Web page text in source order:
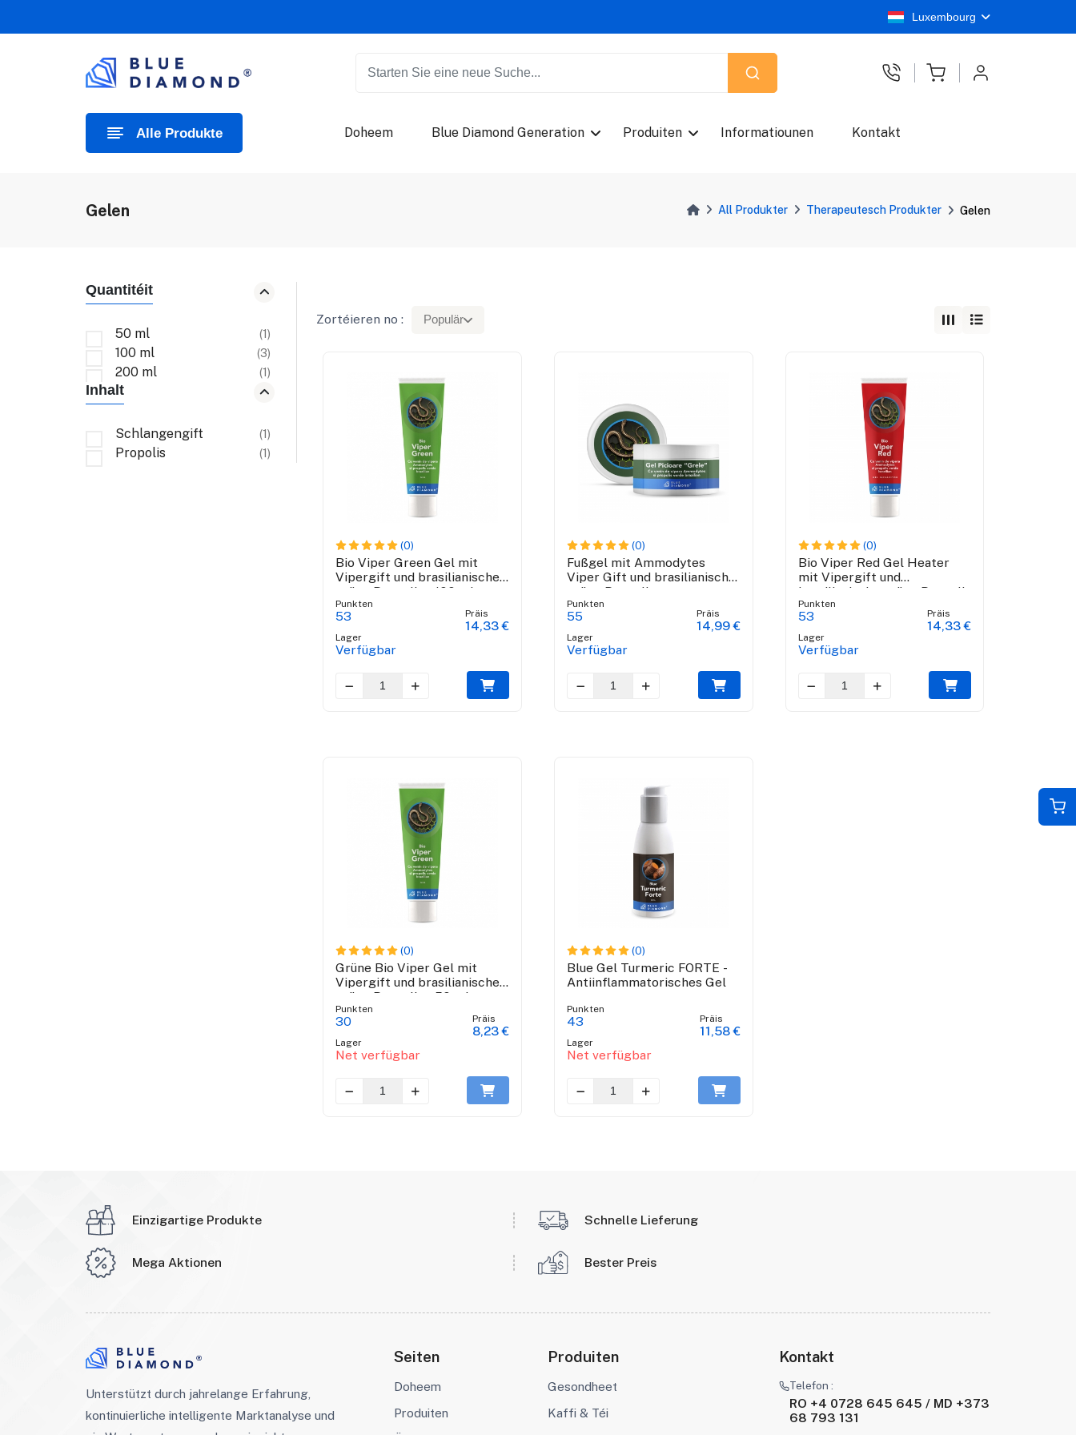
Luxembourg
Alle Produkte Doheem Blue Diamond Generation Produiten Informatiounen Kontakt
Gelen All Produkter Therapeutesch Produkter Gelen
Quantitéit
50 ml (1)
100 ml (3)
200 ml (1)
Inhalt
Schlangengift (1)
Propolis (1)
Zortéieren no : Populär
(0)
Bio Viper Green Gel mit
Vipergift und brasilianische
grüne Propolis - 100 ml
Punkten
53
Lager
Verfügbar
Präis
14,33 €
(0)
Fußgel mit Ammodytes
Viper Gift und brasilianische
grüne Propolis
Punkten
55
Lager
Verfügbar
Präis
14,99 €
(0)
Bio Viper Red Gel Heater
mit Vipergift und
brasilianische grüne Propolis
- 100 ml
Punkten
53
Lager
Verfügbar
Präis
14,33 €
(0)
Grüne Bio Viper Gel mit
Vipergift und brasilianische
grüne Propolis - 50 ml
Punkten
30
Lager
Net verfügbar
Präis
8,23 €
(0)
Blue Gel Turmeric FORTE -
Antiinflammatorisches Gel
Punkten
43
Lager
Net verfügbar
Präis
11,58 €
Einzigartige Produkte Schnelle Lieferung
Mega Aktionen Bester Preis
Unterstützt durch jahrelange Erfahrung,
kontinuierliche intelligente Marktanalyse und
Seiten
Doheem
Produiten
Produiten
Gesondheet
Kaffi & Téi
Kontakt
Telefon :
RO +4 0728 645 645 / MD +373
68 793 131